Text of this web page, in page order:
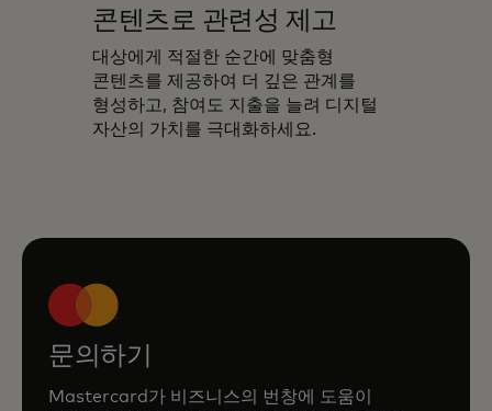
콘텐츠로 관련성 제고
대상에게 적절한 순간에 맞춤형
콘텐츠를 제공하여 더 깊은 관계를
형성하고, 참여도 지출을 늘려 디지털
자산의 가치를 극대화하세요.
문의하기
Mastercard가 비즈니스의 번창에 도움이